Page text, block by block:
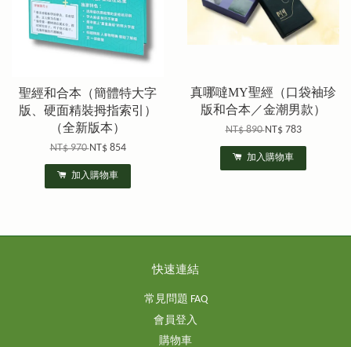
聖經和合本（簡體特大字
版、硬面精裝拇指索引）
（全新版本）
NT$ 970NT$ 854
加入購物車
真哪噠MY聖經（口袋袖珍
版和合本／金潮男款）
NT$ 890NT$ 783
加入購物車
快速連結
常見問題 FAQ
會員登入
購物車